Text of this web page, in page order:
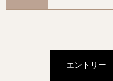
エントリー